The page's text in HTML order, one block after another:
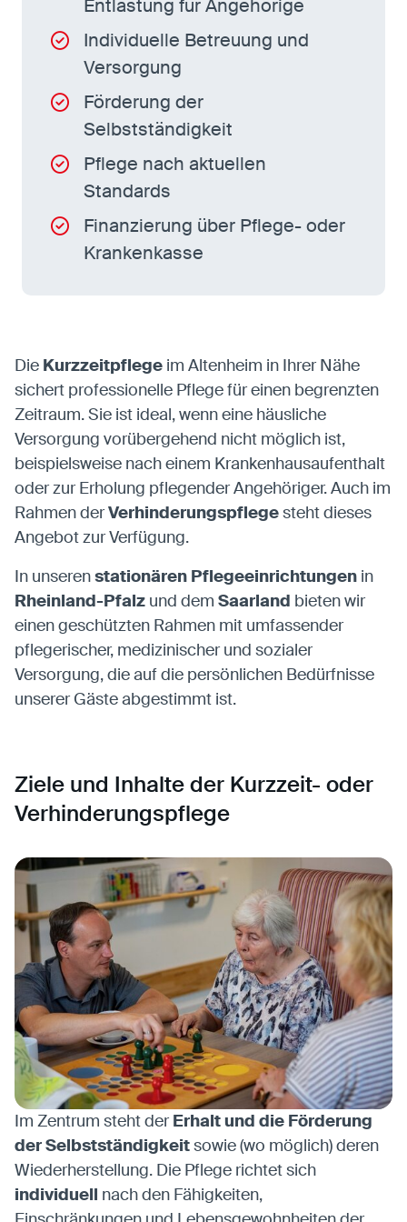
Entlastung für Angehörige
Individuelle Betreuung und
Versorgung
Förderung der
Selbstständigkeit
Pflege nach aktuellen
Standards
Finanzierung über Pflege- oder
Krankenkasse
Die Kurzzeitpflege im Altenheim in Ihrer Nähe
sichert professionelle Pflege für einen begrenzten
Zeitraum. Sie ist ideal, wenn eine häusliche
Versorgung vorübergehend nicht möglich ist,
beispielsweise nach einem Krankenhausaufenthalt
oder zur Erholung pflegender Angehöriger. Auch im
Rahmen derVerhinderungspflegesteht dieses
Angebot zur Verfügung.
In unserenstationären Pflegeeinrichtungen in
Rheinland-Pfalz und dem Saarland bieten wir
einen geschützten Rahmen mit umfassender
pflegerischer, medizinischer und sozialer
Versorgung, die auf die persönlichen Bedürfnisse
unserer Gäste abgestimmt ist.
Ziele und Inhalte der Kurzzeit- oder
Verhinderungspflege
Im Zentrum steht derErhalt und die Förderung
der Selbstständigkeitsowie (wo möglich) deren
Wiederherstellung. Die Pflege richtet sich
individuell nach den Fähigkeiten,